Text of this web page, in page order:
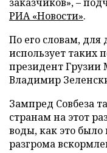
заказчиков», –
РИА «Новости».
По его словам, для
использует таких
президент
Владимир
Зампред Совбеза
странам на этот
воды, как это
разгрома